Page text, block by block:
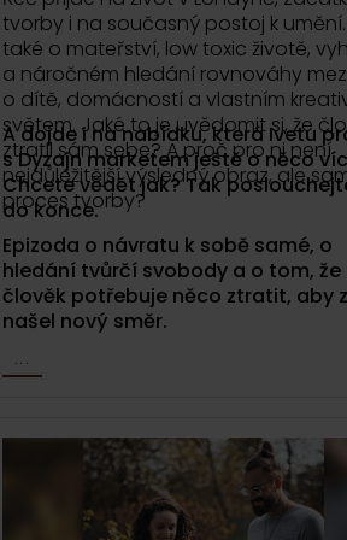
tvorby i na současný postoj k
také o mateřství, low toxic životě,
a náročném hledání rovnováhy
o dítě, domácností a vlastním
světem. Jaké to je uvědomit si, že
ztratil sám sebe? A proč pro ni není
nejdůležitější výsledný obraz, ale
proces tvorby?
A dojde i na nabídku, která Ivetu
s Dyzajn marketem ještě o něco
Chcete vědět jak? Tak
do konce.
Epizoda o návratu k sobě samé, o
hledání tvůrčí svobody a o tom, že
člověk potřebuje něco ztratit, aby
našel nový směr.
...